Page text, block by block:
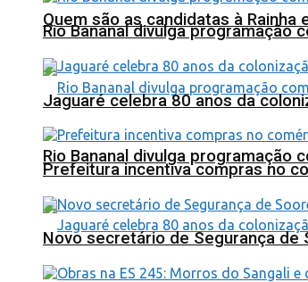
Quem são as candidatas à Rainha
Rio Bananal divulga
Rio Bananal divulga programação
Jaguaré celebra 80 anos da
Prefeitura incentiva compras no
Novo secretário de Segurança de